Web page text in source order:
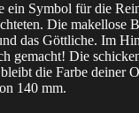
Symbol für die
Die
das Göttliche. Im
Die
die Farbe deiner
140 mm.